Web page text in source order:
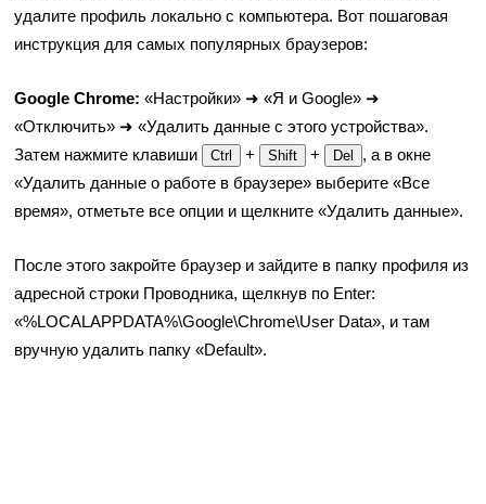
удалите профиль локально с компьютера. Вот пошаговая
инструкция для самых популярных браузеров:
Google Chrome: «Настройки» ➜ «Я и Google» ➜
«Отключить» ➜ «Удалить данные с этого устройства».
Затем нажмите клавиши
Ctrl + Shift + Del
, а в окне
«Удалить данные о работе в браузере» выберите «Все
время», отметьте все опции и щелкните «Удалить данные».
После этого закройте браузер и зайдите в папку профиля из
адресной строки Проводника, щелкнув по Enter:
«%LOCALAPPDATA%\Google\Chrome\User Data», и там
вручную удалить папку «Default».